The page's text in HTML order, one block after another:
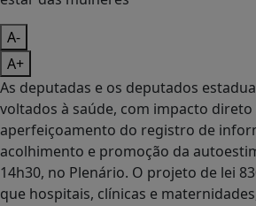
A-
A+
As deputadas e os deputados
voltados à saúde, com impacto
aperfeiçoamento do registro de
acolhimento e promoção da
14h30, no Plenário. O projeto de lei
que hospitais, clínicas e